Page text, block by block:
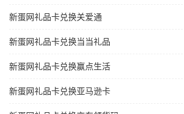
新蛋网礼品卡兑换关爱通
新蛋网礼品卡兑换当当礼品
新蛋网礼品卡兑换赢点生活
新蛋网礼品卡兑换亚马逊卡